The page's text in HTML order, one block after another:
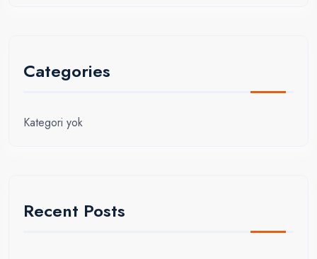
Categories
Kategori yok
Recent Posts